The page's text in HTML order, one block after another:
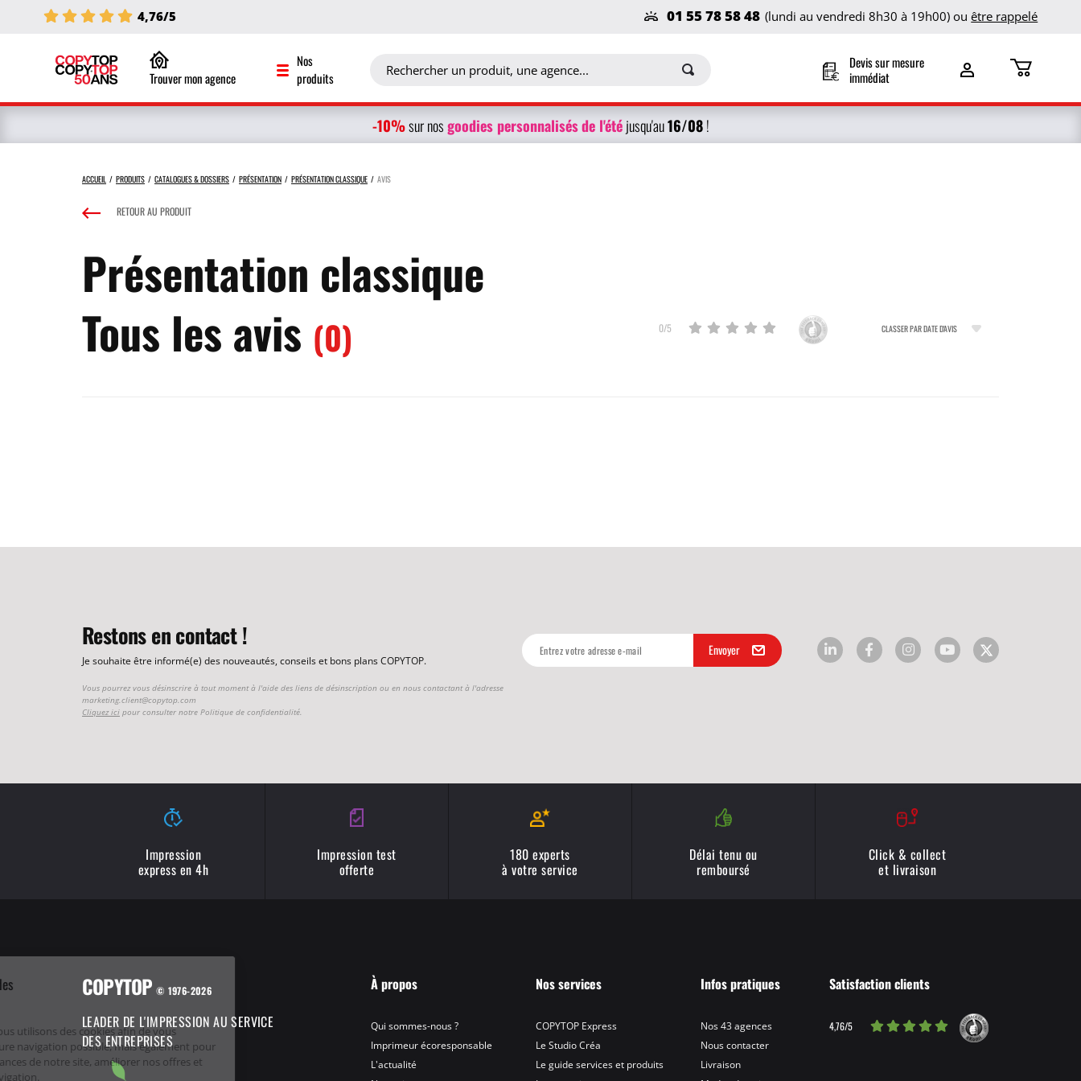
4,76/5 01 55 78 58 48 (lundi au vendredi 8h30 à 19h00) ouêtre rappelé
Trouver mon agence
Nos
produits
Devis sur mesure
immédiat
-10%sur nosgoodies personnalisésde l'étéjusqu'au16/08!
ACCUEIL PRODUITS CATALOGUES & DOSSIERS PRÉSENTATION PRÉSENTATION CLASSIQUE AVIS
RETOUR AU PRODUIT
Présentation classique
Tous les avis (0) 0/5
Restons en contact !
Je souhaite être informé(e) des nouveautés, conseils et bons plans COPYTOP.
Vous pourrez vous désinscrire à tout moment à l'aide des liens de désinscription ou en nous contactant à l'adresse
marketing.client@copytop.com
Cliquez ici pour consulter notre Politique de confidentialité.
Impression
express en 4h
Impression test
offerte
180 experts
à votre service
Délai tenu ou
remboursé
Click & collect
et livraison
COPYTOP © 1976-2026
LEADER DE L'IMPRESSION AU SERVICE
DES ENTREPRISES
À propos
Qui sommes-nous ?
Imprimeur écoresponsable
L'actualité
Nos services
COPYTOP Express
Le Studio Créa
Le guide services et produits
Infos pratiques
Nos 43 agences
Nous contacter
Livraison
Satisfaction clients
4,76/5
COPYTOP utilise des
Cookies !
Chez COPYTOP, nous utilisons des cookies afin de vous
proposer la meilleure navigation possible, mais également pour
suivre les performances de notre site, améliorer nos offres et
sécuriser votre navigation.